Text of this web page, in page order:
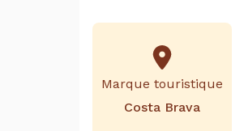
Marque touristique
Costa Brava